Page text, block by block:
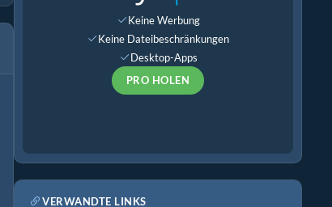
Keine Werbung
Keine Dateibeschränkungen
Desktop-Apps
PRO HOLEN
VERWANDTE LINKS